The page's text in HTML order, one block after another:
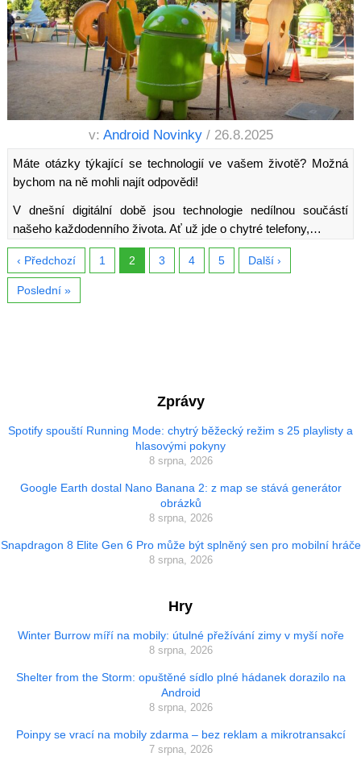
v: Android Novinky / 26.8.2025
Máte otázky týkající se technologií ve vašem životě? Možná
bychom na ně mohli najít odpovědi!
V dnešní digitální době jsou technologie nedílnou součástí
našeho každodenního života. Ať už jde o chytré telefony,…
‹ Předchozí 1 2 3 4 5 Další ›
Poslední »
Zprávy
Spotify spouští Running Mode: chytrý běžecký režim s 25 playlisty a
hlasovými pokyny
8 srpna, 2026
Google Earth dostal Nano Banana 2: z map se stává generátor
obrázků
8 srpna, 2026
Snapdragon 8 Elite Gen 6 Pro může být splněný sen pro mobilní hráče
8 srpna, 2026
Hry
Winter Burrow míří na mobily: útulné přežívání zimy v myší noře
8 srpna, 2026
Shelter from the Storm: opuštěné sídlo plné hádanek dorazilo na
Android
8 srpna, 2026
Poinpy se vrací na mobily zdarma – bez reklam a mikrotransakcí
7 srpna, 2026